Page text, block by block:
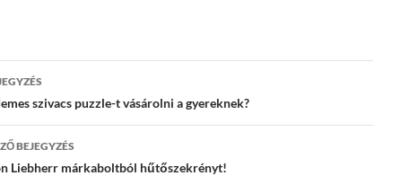
szivacs puzzle-t vásárolni a gyereknek?
BEJEGYZÉS
Liebherr márkaboltból hűtőszekrényt!